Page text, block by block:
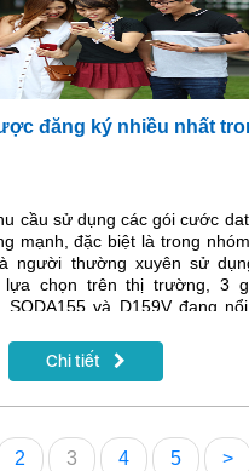
đăng ký nhiều nhất
cầu sử dụng các gói cước
mạnh, đặc biệt là trong
người thường xuyên sử
chọn trên thị trường, 3
SODA155 và D159V đang
Chi tiết
2 3 4 5 >